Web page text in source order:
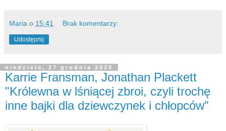
Maria o 15:41 Brak komentarzy:
Udostępnij
niedziela, 27 grudnia 2020
Karrie Fransman, Jonathan Plackett
"Królewna w lśniącej zbroi, czyli trochę
inne bajki dla dziewczynek i chłopców"